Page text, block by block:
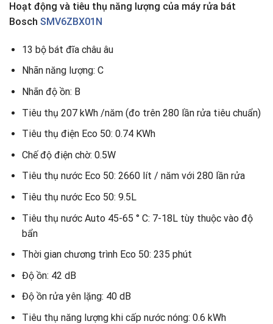
Hoạt động và tiêu thụ năng lượng của máy rửa bát
Bosch SMV6ZBX01N
13 bộ bát đĩa châu âu
Nhãn năng lượng: C
Nhãn độ ồn: B
Tiêu thụ 207 kWh /năm (đo trên 280 lần rửa tiêu chuẩn)
Tiêu thụ điện Eco 50: 0.74 KWh
Chế độ điện chờ: 0.5W
Tiêu thụ nước Eco 50: 2660 lít / năm với 280 lần rửa
Tiêu thụ nước Eco 50: 9.5L
Tiêu thụ nước Auto 45-65 ° C: 7-18L tùy thuộc vào độ
bẩn
Thời gian chương trình Eco 50: 235 phút
Độ ồn: 42 dB
Độ ồn rửa yên lặng: 40 dB
Tiêu thụ năng lượng khi cấp nước nóng: 0.6 kWh